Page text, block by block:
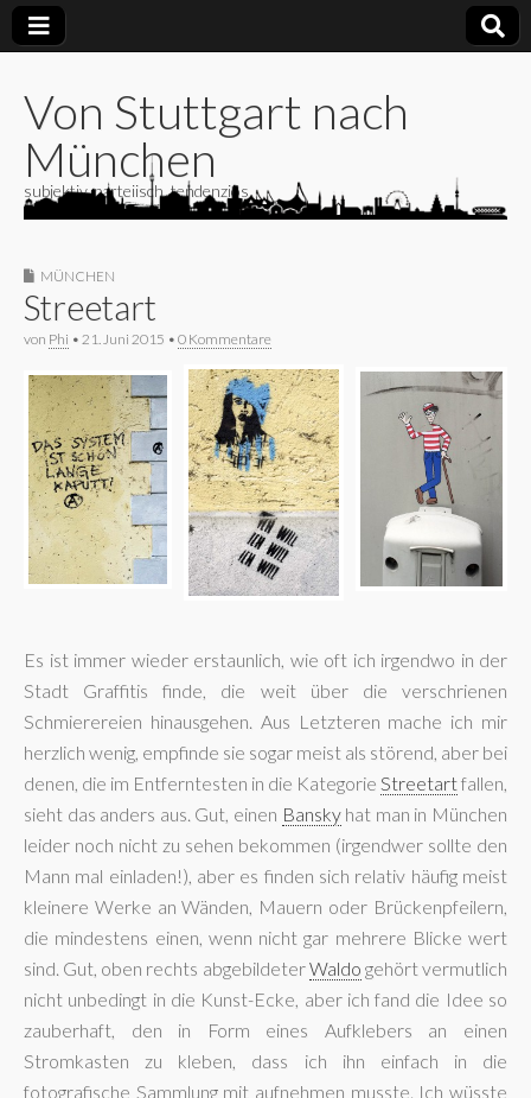
Von Stuttgart nach
München
subjektiv, parteiisch, tendenziös
MÜNCHEN
Streetart
von Phi • 21. Juni 2015 • 0 Kommentare
Es ist immer wieder erstaunlich, wie oft ich irgendwo in der
Stadt Graffitis finde, die weit über die verschrienen
Schmierereien hinausgehen. Aus Letzteren mache ich mir
herzlich wenig, empfinde sie sogar meist als störend, aber bei
denen, die im Entferntesten in die Kategorie Streetartfallen,
sieht das anders aus. Gut, einen Banskyhat man in München
leider noch nicht zu sehen bekommen (irgendwer sollte den
Mann mal einladen!), aber es finden sich relativ häufig meist
kleinere Werke an Wänden, Mauern oder Brückenpfeilern,
die mindestens einen, wenn nicht gar mehrere Blicke wert
sind. Gut, oben rechts abgebildeterWaldo gehört vermutlich
nicht unbedingt in die Kunst-Ecke, aber ich fand die Idee so
zauberhaft, den in Form eines Aufklebers an einen
Stromkasten zu kleben, dass ich ihn einfach in die
fotografische Sammlung mit aufnehmen musste. Ich wüsste